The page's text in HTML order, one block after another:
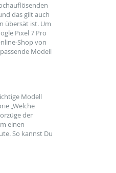
das gilt auch
übersät ist. Um
Pixel 7 Pro
Shop von
Modell
Modell
„Welche
der
einen
So kannst Du